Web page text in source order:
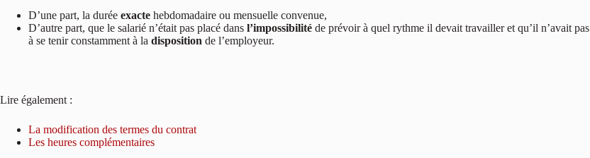
D’une part, la durée exacte hebdomadaire ou mensuelle convenue,
D’autre part, que le salarié n’était pas placé dans l’impossibilité de prévoir à quel rythme il devait travailler et qu’il n’avait pas
à se tenir constamment à la disposition de l’employeur.
Lire également :
La modification des termes du contrat
Les heures complémentaires